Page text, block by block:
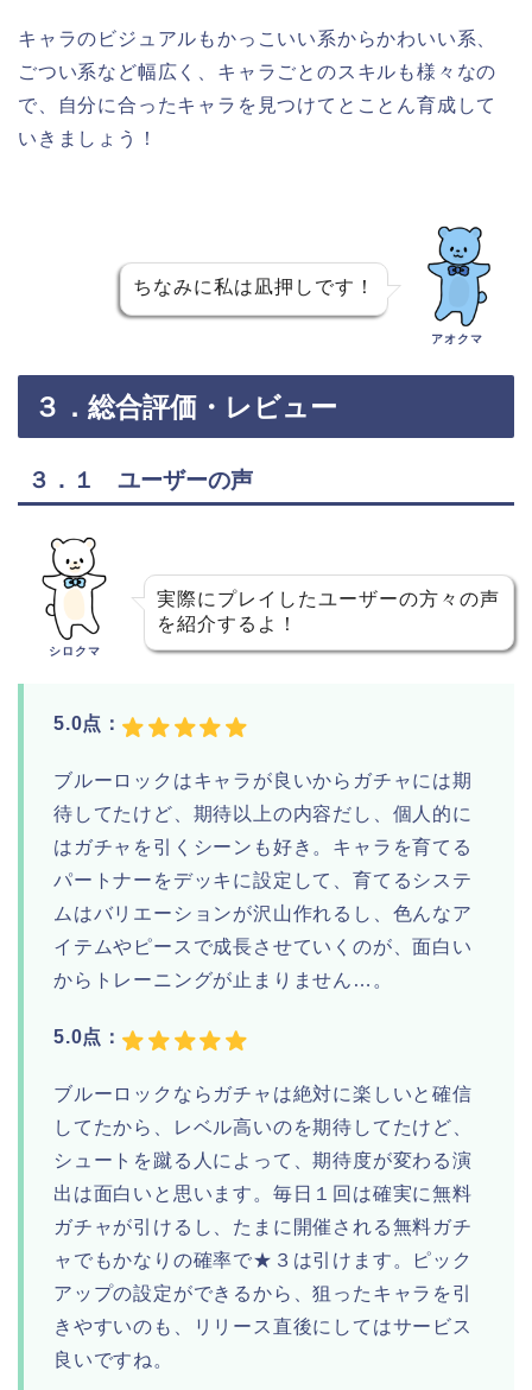
キャラのビジュアルもかっこいい系からかわいい系、
ごつい系など幅広く、キャラごとのスキルも様々なの
で、自分に合ったキャラを見つけてとことん育成して
いきましょう！
ちなみに私は凪押しです！
アオクマ
３．総合評価・レビュー
３．１ ユーザーの声
シロクマ
実際にプレイしたユーザーの方々の声
を紹介するよ！
5.0点：
ブルーロックはキャラが良いからガチャには期
待してたけど、期待以上の内容だし、個人的に
はガチャを引くシーンも好き。キャラを育てる
パートナーをデッキに設定して、育てるシステ
ムはバリエーションが沢山作れるし、色んなア
イテムやピースで成長させていくのが、面白い
からトレーニングが止まりません…。
5.0点：
ブルーロックならガチャは絶対に楽しいと確信
してたから、レベル高いのを期待してたけど、
シュートを蹴る人によって、期待度が変わる演
出は面白いと思います。毎日１回は確実に無料
ガチャが引けるし、たまに開催される無料ガチ
ャでもかなりの確率で★３は引けます。ピック
アップの設定ができるから、狙ったキャラを引
きやすいのも、リリース直後にしてはサービス
良いですね。